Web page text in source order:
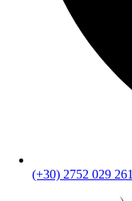
(+30) 2752 029 261